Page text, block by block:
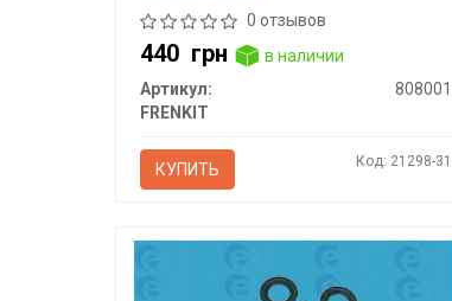
0 отзывов
440 грн
в наличии
Артикул:
808001
FRENKIT
КУПИТЬ Код: 21298-31